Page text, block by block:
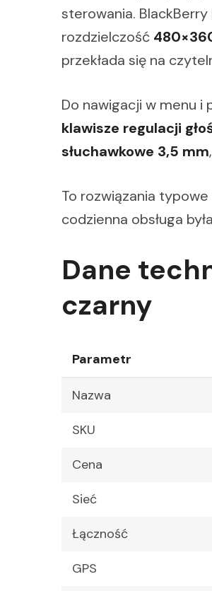
sterowania.
rozdzielczość
przekłada się na
Do nawigacji w menu i
klawisze regulacji
słuchawkowe 3,5 mm
To rozwiązania
codzienna obsługa
Dane
czarny
Parametr
Nazwa
SKU
Cena
Sieć
Łączność
GPS